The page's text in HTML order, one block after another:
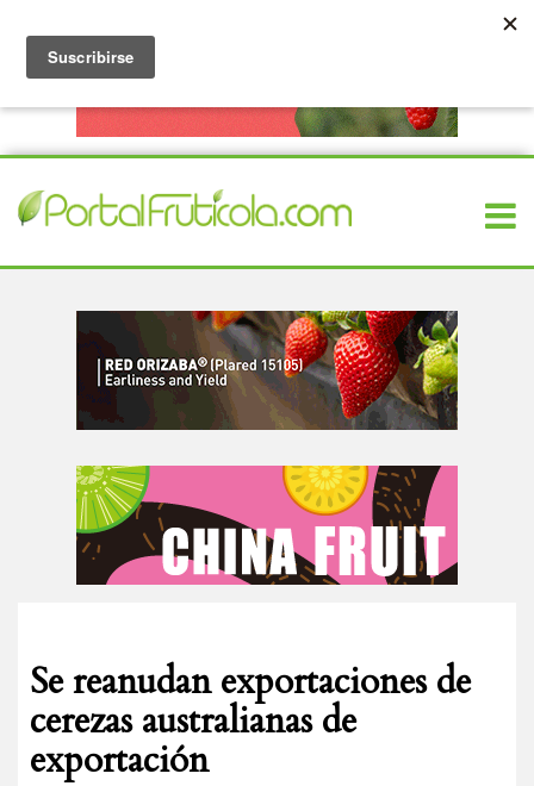
Se reanudan exportaciones de
cerezas australianas de
exportación